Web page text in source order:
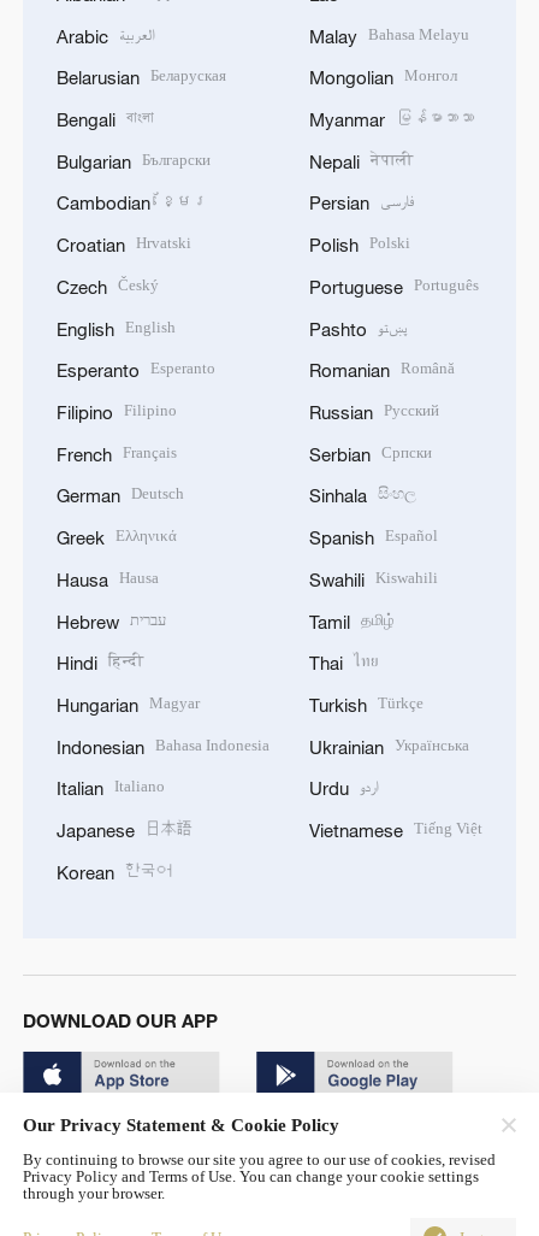
Arabic العربية
Belarusian Беларуская
Bengali বাংলা
Bulgarian Български
Cambodian ខ្មែរ
Croatian Hrvatski
Czech Český
English English
Esperanto Esperanto
Filipino Filipino
French Français
German Deutsch
Greek Ελληνικά
Hausa Hausa
Hebrew עברית
Hindi हिन्दी
Hungarian Magyar
Indonesian Bahasa Indonesia
Italian Italiano
Japanese 日本語
Korean 한국어
Malay Bahasa Melayu
Mongolian Монгол
Myanmar မြန်မာဘာသာ
Nepali नेपाली
Persian فارسی
Polish Polski
Portuguese Português
Pashto پښتو
Romanian Română
Russian Русский
Serbian Српски
Sinhala සිංහල
Spanish Español
Swahili Kiswahili
Tamil தமிழ்
Thai ไทย
Turkish Türkçe
Ukrainian Українська
Urdu اردو
Vietnamese Tiếng Việt
DOWNLOAD OUR APP
© China Radio International.CRI. All Rights Reserved. 16A
Our Privacy Statement & Cookie Policy
By continuing to browse our site you agree to our use of cookies, revised
Privacy Policy and Terms of Use. You can change your cookie settings
through your browser.